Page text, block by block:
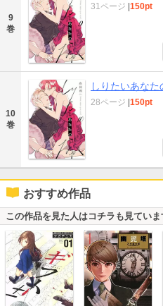
9
巻
31ページ |150pt
10
巻
しりたいあな
28ページ |150pt
おすすめ作品
この作品を見た人はコチラも見ていま